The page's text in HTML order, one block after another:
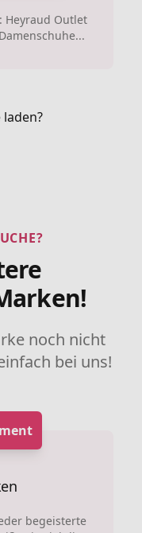
Heyraud Outlet
noch nicht
bei uns!
begeisterte